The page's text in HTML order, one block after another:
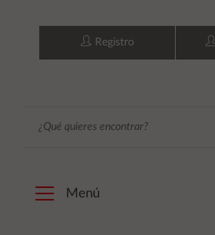
Registro
Menú